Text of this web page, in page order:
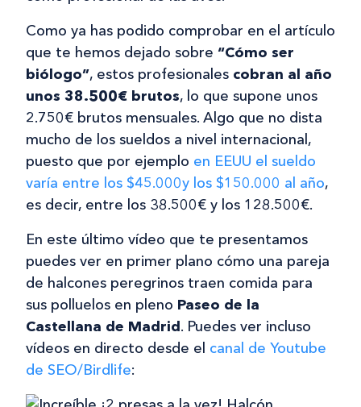
Como ya has podido comprobar en el artículo
que te hemos dejado sobre “Cómo ser
biólogo”, estos profesionales cobran al año
unos 38.500€ brutos, lo que supone unos
2.750€ brutos mensuales. Algo que no dista
mucho de los sueldos a nivel internacional,
puesto que por ejemplo en EEUU el sueldo
varía entre los $45.000y los $150.000 al año,
es decir, entre los 38.500€ y los 128.500€.
En este último vídeo que te presentamos
puedes ver en primer plano cómo una pareja
de halcones peregrinos traen comida para
sus polluelos en pleno Paseo de la
Castellana de Madrid. Puedes ver incluso
vídeos en directo desde el canal de Youtube
de SEO/Birdlife: